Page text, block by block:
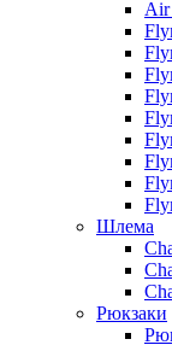
Air
Шлема
Рюкзаки